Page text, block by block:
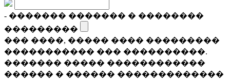
- ������� ������� � ��������
���������
��� ����, ����� ���� ���������
����������� ��� ����������.
������� ����� ������������
������ � ������ �������������